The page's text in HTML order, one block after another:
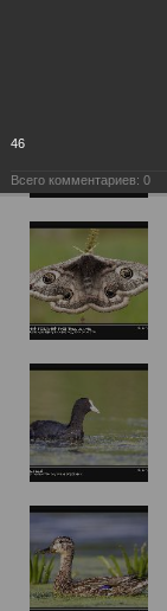
46
Всего комментариев: 0